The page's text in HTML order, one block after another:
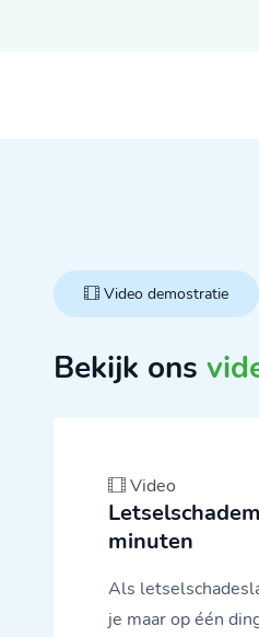
Video demostratie
Bekijk ons
Video
minuten
Als
je maar op één